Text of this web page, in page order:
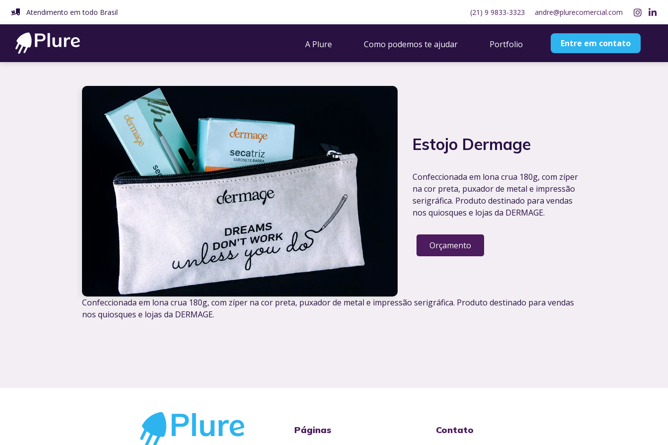
para
conteúdo
Atendimento em todo Brasil (21) 9 9833-3323 andre@plurecomercial.com
A Plure Como podemos te ajudar Portfolio Entre em contato
Estojo Dermage
Confeccionada em lona crua 180g, com zíper
na cor preta, puxador de metal e impressão
serigráfica. Produto destinado para vendas
nos quiosques e lojas da DERMAGE.
Orçamento
Confeccionada em lona crua 180g, com zíper na cor preta, puxador de metal e impressão serigráfica. Produto destinado para vendas
nos quiosques e lojas da DERMAGE.
Páginas Contato